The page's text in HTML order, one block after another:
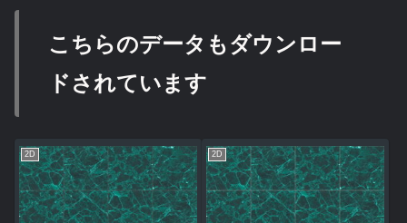
こちらのデータもダウンロー
ドされています
2D 2D